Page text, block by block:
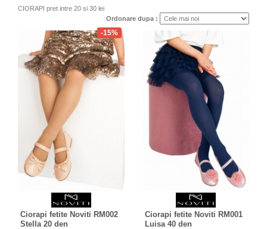
CIORAPI pret intre 20 si 30 lei
Ordonare dupa :
-15%
Ciorapi fetite Noviti RM002
Stella 20 den
Ciorapi fetite Noviti RM001
Luisa 40 den